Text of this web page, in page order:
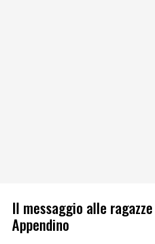
Il messaggio alle
Appendino